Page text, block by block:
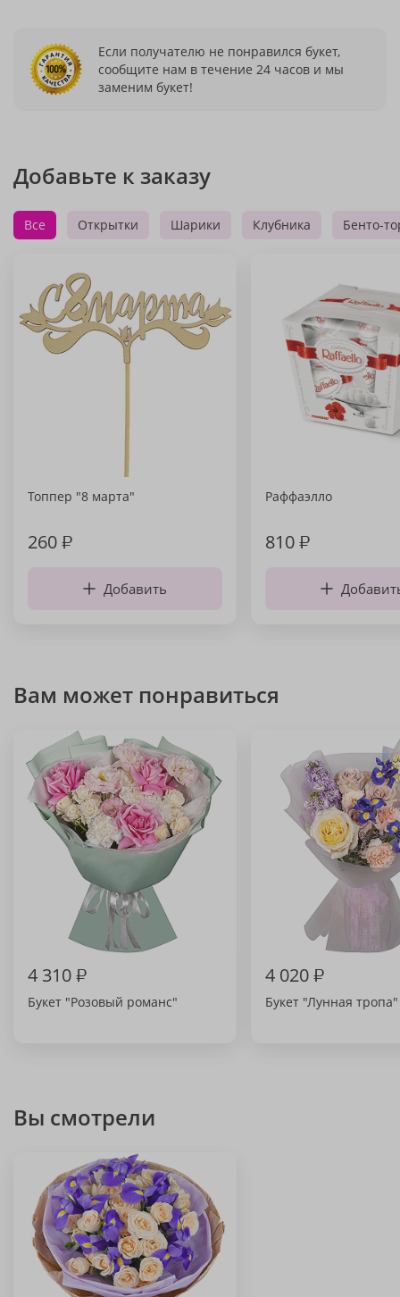
Если получателю не понравился букет,
сообщите нам в течение 24 часов и мы
заменим букет!
Добавьте к заказу
Все Открытки Шарики Клубника Бенто-
Топпер "8 марта"
260₽
Добавить
Раффаэлло
810₽
Вам может понравиться
4 310₽
Букет "Розовый романс"
4 020₽
Букет "Лунная тропа"
Вы смотрели